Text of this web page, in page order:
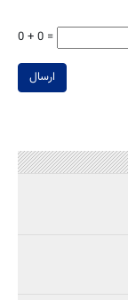
0 + 0 =
ارسال